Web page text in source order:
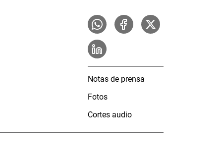
Notas de prensa
Fotos
Cortes audio